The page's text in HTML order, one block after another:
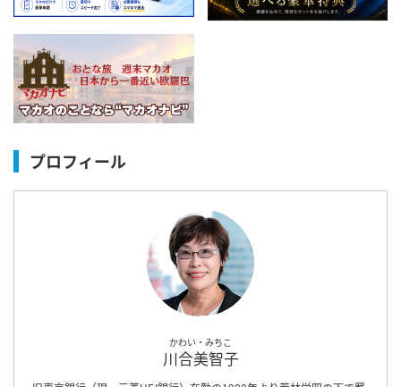
プロフィール
かわい・みちこ
川合美智子